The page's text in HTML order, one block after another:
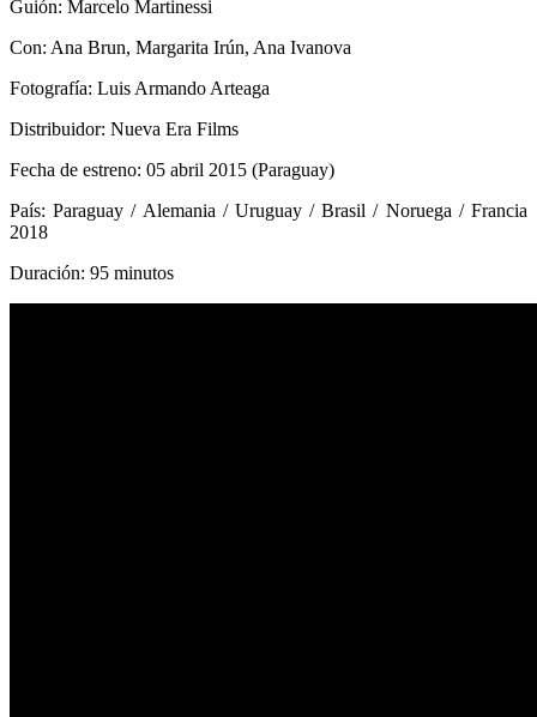
Guión: Marcelo Martinessi
Con: Ana Brun, Margarita Irún, Ana Ivanova
Fotografía: Luis Armando Arteaga
Distribuidor: Nueva Era Films
Fecha de estreno: 05 abril 2015 (Paraguay)
País: Paraguay / Alemania / Uruguay / Brasil / Noruega / Francia
2018
Duración: 95 minutos